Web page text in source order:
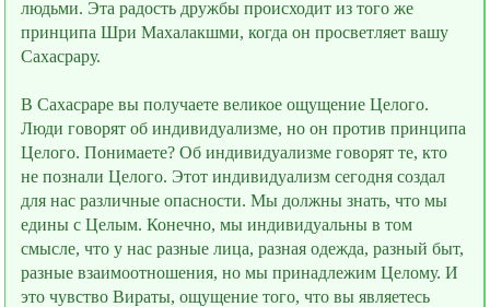
людьми. Эта радость дружбы происходит из того же
принципа Шри Махалакшми, когда он просветляет вашу
Сахасрару.
В Сахасраре вы получаете великое ощущение Целого.
Люди говорят об индивидуализме, но он против принципа
Целого. Понимаете? Об индивидуализме говорят те, кто
не познали Целого. Этот индивидуализм сегодня создал
для нас различные опасности. Мы должны знать, что мы
едины с Целым. Конечно, мы индивидуальны в том
смысле, что у нас разные лица, разная одежда, разный быт,
разные взаимоотношения, но мы принадлежим Целому. И
это чувство Вираты, ощущение того, что вы являетесь